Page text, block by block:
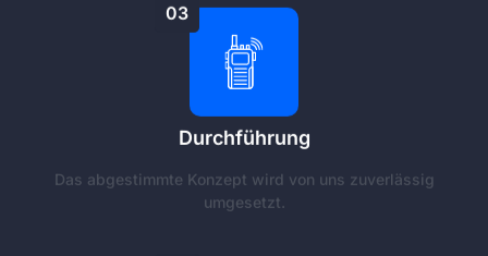
03
Durchführung
Das abgestimmte Konzept wird von uns zuverlässig
umgesetzt.